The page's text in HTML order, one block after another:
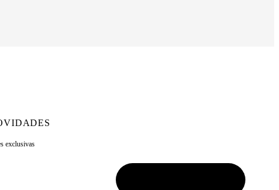
exclusivas